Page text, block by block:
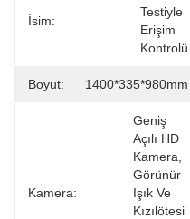
İsim:
Testiyle
Erişim
Kontrolü
Boyut: 1400*335*980mm
Kamera:
Geniş
Açılı HD
Kamera,
Görünür
Işık Ve
Kızılötesi